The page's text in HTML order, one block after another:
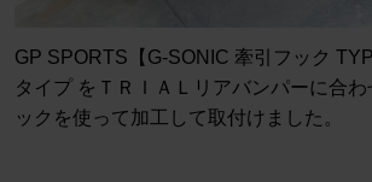
GP SPORTS【G-SONIC 牽引フック
タイプ をＴＲＩＡＬリアバンパーに合
ックを使って加工して取付けました。